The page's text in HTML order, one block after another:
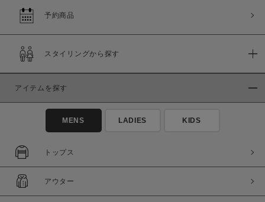
予約商品
スタイリングから探す
アイテムを探す
MENS LADIES KIDS
トップス
アウター